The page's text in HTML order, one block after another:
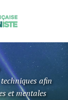
afin
et mentales